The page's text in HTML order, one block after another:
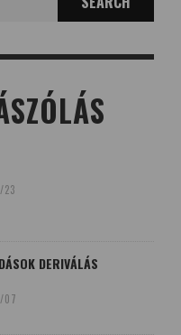
23
DERIVÁLÁS
07